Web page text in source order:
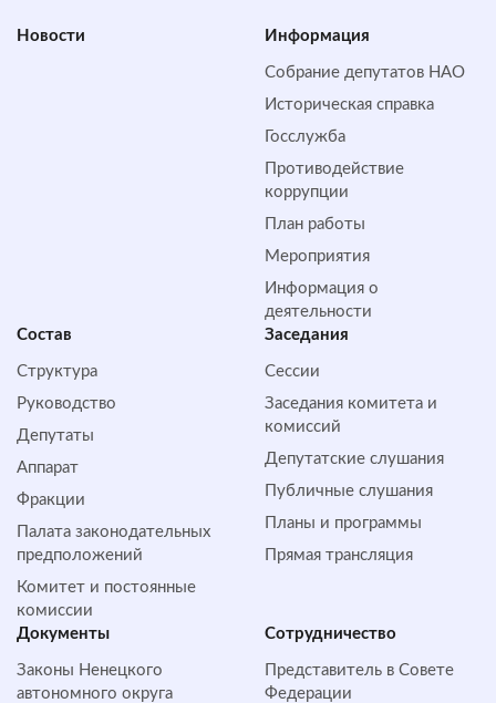
Новости Информация
Собрание депутатов НАО
Историческая справка
Госслужба
Противодействие
коррупции
План работы
Мероприятия
Информация о
деятельности
Состав
Структура
Руководство
Депутаты
Аппарат
Фракции
Палата законодательных
предположений
Комитет и постоянные
комиссии
Заседания
Сессии
Заседания комитета и
комиссий
Депутатские слушания
Публичные слушания
Планы и программы
Прямая трансляция
Документы
Законы Ненецкого
автономного округа
Сотрудничество
Представитель в Совете
Федерации